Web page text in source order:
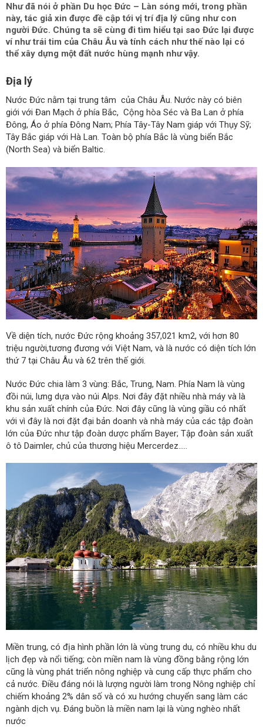
Như đã nói ở phần Du học Đức – Làn sóng mới, trong phần
này, tác giả xin được đề cập tới vị trí địa lý cũng như con
người Đức. Chúng ta sẽ cùng đi tìm hiểu tại sao Đức lại được
ví như trái tim của Châu Âu và tính cách như thế nào lại có
thể xây dựng một đất nước hùng mạnh như vậy.
Địa lý
Nước Đức nằm tại trung tâm của Châu Âu. Nước này có biên
giới với Đan Mạch ở phía Bắc, Cộng hòa Séc và Ba Lan ở phía
Đông, Áo ở phía Đông Nam; Phía Tây-Tây Nam giáp với Thụy Sỹ;
Tây Bắc giáp với Hà Lan. Toàn bộ phía Bắc là vùng biển Bắc
(North Sea) và biển Baltic.
Về diện tích, nước Đức rộng khoảng 357,021 km2, với hơn 80
triệu người,tương đương với Việt Nam, và là nước có diện tích lớn
thứ 7 tại Châu Âu và 62 trên thế giới.
Nước Đức chia làm 3 vùng: Bắc, Trung, Nam. Phía Nam là vùng
đồi núi, lưng dựa vào núi Alps. Nơi đây đặt nhiều nhà máy và là
khu sản xuất chính của Đức. Nơi đây cũng là vùng giầu có nhất
với vì đây là nơi đặt đại bản doanh và nhà máy của các tập đoàn
lớn của Đức như tập đoàn dược phẩm Bayer; Tập đoàn sản xuất
ô tô Daimler, chủ của thương hiệu Mercerdez…..
Miền trung, có địa hình phần lớn là vùng trung du, có nhiều khu du
lịch đẹp và nổi tiếng; còn miền nam là vùng đồng bằng rộng lớn
cũng là vùng phát triển nông nghiệp và cung cấp thực phẩm cho
cả nước. Điều đáng nói là lượng người làm trong Nông nghiệp chỉ
chiếm khoảng 2% dân số và có xu hướng chuyển sang làm các
ngành dịch vụ. Đáng buồn là miền nam lại là vùng nghèo nhất
nước